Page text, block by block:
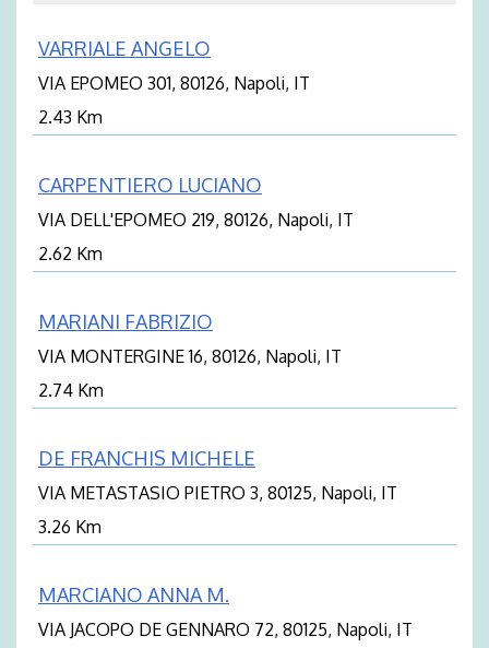
VARRIALE ANGELO
VIA EPOMEO 301, 80126, Napoli, IT
2.43 Km
CARPENTIERO LUCIANO
VIA DELL'EPOMEO 219, 80126, Napoli, IT
2.62 Km
MARIANI FABRIZIO
VIA MONTERGINE 16, 80126, Napoli, IT
2.74 Km
DE FRANCHIS MICHELE
VIA METASTASIO PIETRO 3, 80125, Napoli, IT
3.26 Km
MARCIANO ANNA M.
VIA JACOPO DE GENNARO 72, 80125, Napoli, IT